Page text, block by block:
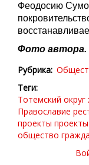
Феодосию
Фото автора.
Рубрика
Теги
Тотемский округ
Православие
проекты проекты
общество